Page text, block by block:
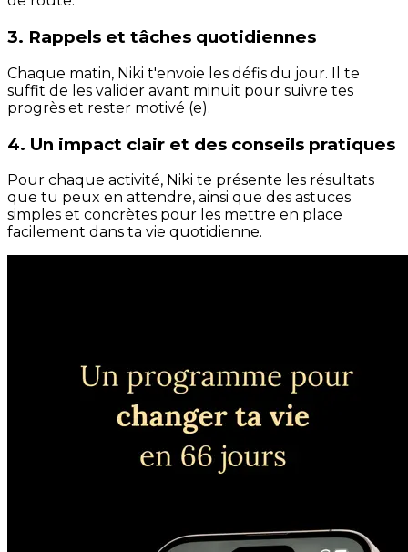
3. Rappels et tâches quotidiennes
Chaque matin, Niki t'envoie les défis du jour. Il te
suffit de les valider avant minuit pour suivre tes
progrès et rester motivé (e).
4. Un impact clair et des conseils pratiques
Pour chaque activité, Niki te présente les résultats
que tu peux en attendre, ainsi que des astuces
simples et concrètes pour les mettre en place
facilement dans ta vie quotidienne.